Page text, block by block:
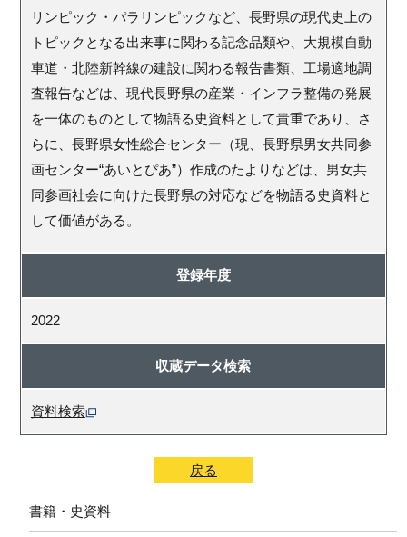
リンピック・パラリンピックなど、長野県の現代史上の
トピックとなる出来事に関わる記念品類や、大規模自動
車道・北陸新幹線の建設に関わる報告書類、工場適地調
査報告などは、現代長野県の産業・インフラ整備の発展
を一体のものとして物語る史資料として貴重であり、さ
らに、長野県女性総合センター（現、長野県男女共同参
画センター“あいとぴあ”）作成のたよりなどは、男女共
同参画社会に向けた長野県の対応などを物語る史資料と
して価値がある。
登録年度
2022
収蔵データ検索
資料検索
戻る
書籍・史資料